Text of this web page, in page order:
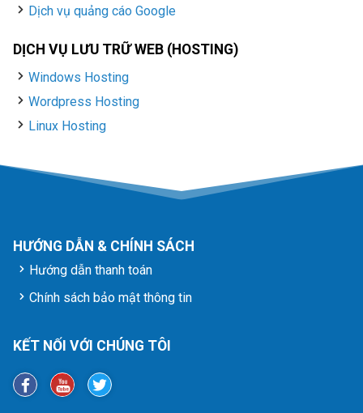
Dịch vụ quảng cáo Google
DỊCH VỤ LƯU TRỮ WEB (HOSTING)
Windows Hosting
Wordpress Hosting
Linux Hosting
HƯỚNG DẪN & CHÍNH SÁCH
Hướng dẫn thanh toán
Chính sách bảo mật thông tin
KẾT NỐI VỚI CHÚNG TÔI